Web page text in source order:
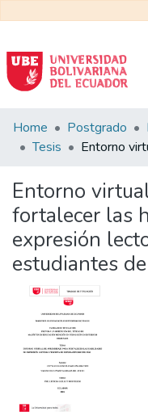
Communities
&
All of DSpace
Statistics
Home Postgrado
Tesis
Entorno
fortalecer las
expresión
estudiantes